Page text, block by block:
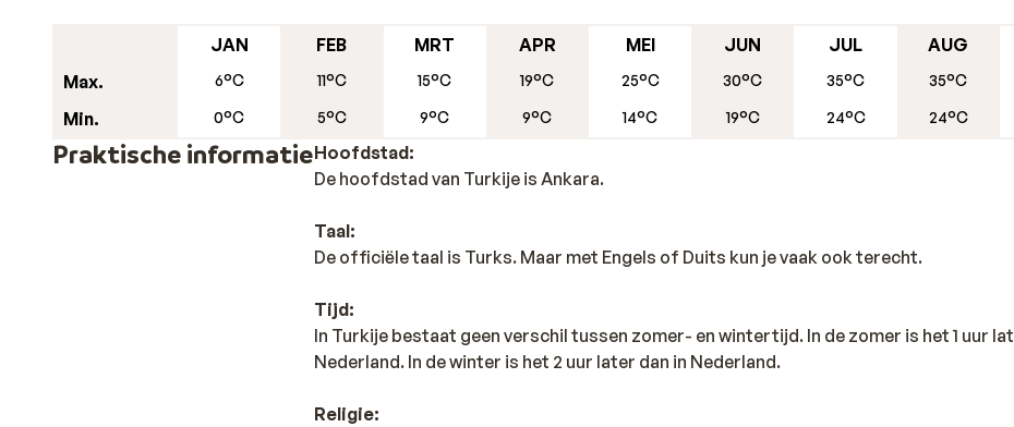
Max.
Min.
JAN
6°C
0°C
FEB
11°C
5°C
MRT
15°C
9°C
APR
19°C
9°C
MEI
25°C
14°C
JUN
30°C
19°C
JUL
35°C
24°C
AUG
35°C
24°C
Praktische informatieHoofdstad:
De hoofdstad van Turkije is Ankara.
Taal:
De officiële taal is Turks. Maar met Engels of Duits kun je vaak ook terecht.
Tijd:
In Turkije bestaat geen verschil tussen zomer- en wintertijd. In de zomer is het 1 uur
Nederland. In de winter is het 2 uur later dan in Nederland.
Religie: